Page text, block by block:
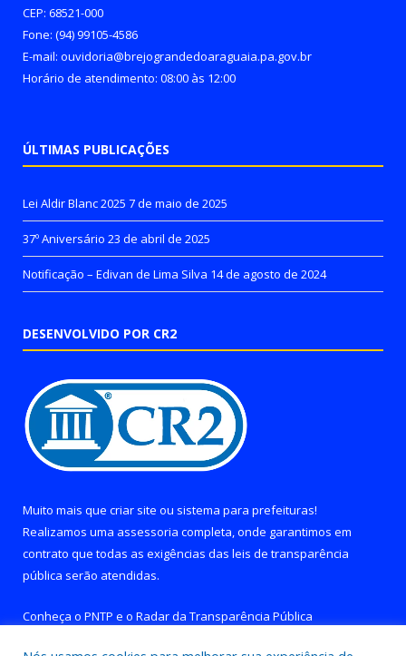
CEP: 68521-000
Fone: (94) 99105-4586
E-mail: ouvidoria@brejograndedoaraguaia.pa.gov.br
Horário de atendimento: 08:00 às 12:00
ÚLTIMAS PUBLICAÇÕES
Lei Aldir Blanc 2025 7 de maio de 2025
37º Aniversário 23 de abril de 2025
Notificação – Edivan de Lima Silva 14 de agosto de 2024
DESENVOLVIDO POR CR2
Muito mais que criar site ou sistema para prefeituras!
Realizamos uma assessoria completa, onde garantimos em
contrato que todas as exigências das leis de transparência
pública serão atendidas.
Conheça o PNTP e o Radar da Transparência Pública